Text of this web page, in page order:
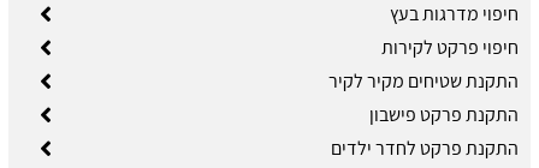
חיפוי מדרגות בעץ
חיפוי פרקט לקירות
התקנת שטיחים מקיר לקיר
התקנת פרקט פישבון
התקנת פרקט לחדר ילדים